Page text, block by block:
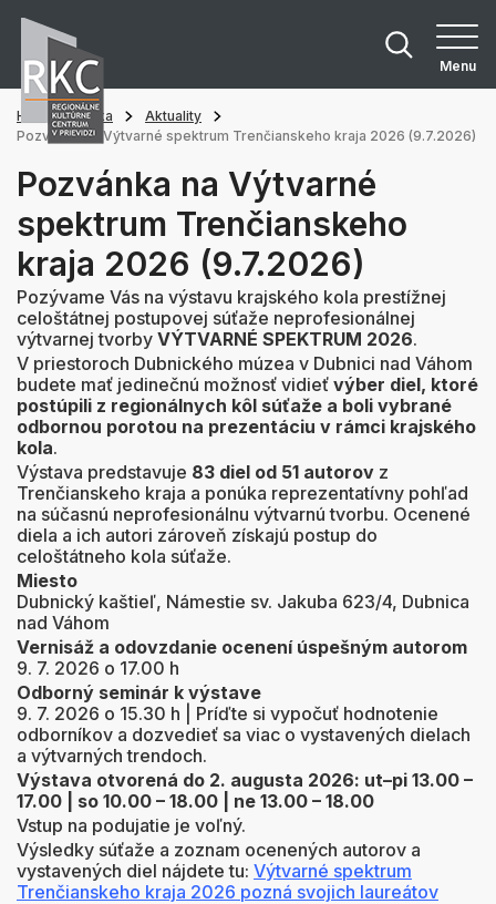
Menu
Hlavná stránka
Aktuality
Pozvánka na Výtvarné spektrum Trenčianskeho kraja 2026 (9.7.2026)
Pozvánka na Výtvarné
spektrum Trenčianskeho
kraja 2026 (9.7.2026)
Pozývame Vás na výstavu krajského kola prestížnej
celoštátnej postupovej súťaže neprofesionálnej
výtvarnej tvorby VÝTVARNÉ SPEKTRUM 2026.
V priestoroch Dubnického múzea v Dubnici nad Váhom
budete mať jedinečnú možnosť vidieť výber diel, ktoré
postúpili z regionálnych kôl súťaže a boli vybrané
odbornou porotou na prezentáciu v rámci krajského
kola.
Výstava predstavuje 83 diel od 51 autorov z
Trenčianskeho kraja a ponúka reprezentatívny pohľad
na súčasnú neprofesionálnu výtvarnú tvorbu. Ocenené
diela a ich autori zároveň získajú postup do
celoštátneho kola súťaže.
Miesto
Dubnický kaštieľ, Námestie sv. Jakuba 623/4, Dubnica
nad Váhom
Vernisáž a odovzdanie ocenení úspešným autorom
9. 7. 2026 o 17.00 h
Odborný seminár k výstave
9. 7. 2026 o 15.30 h | Príďte si vypočuť hodnotenie
odborníkov a dozvedieť sa viac o vystavených dielach
a výtvarných trendoch.
Výstava otvorená do 2. augusta 2026: ut–pi 13.00 –
17.00 | so 10.00 – 18.00 | ne 13.00 – 18.00
Vstup na podujatie je voľný.
Výsledky súťaže a zoznam ocenených autorov a
vystavených diel nájdete tu: Výtvarné spektrum
Trenčianskeho kraja 2026 pozná svojich laureátov